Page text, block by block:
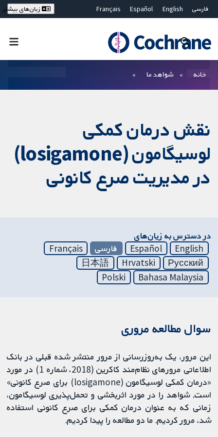
فارسی English
Español
Français
Bahasa Malaysia
ไทย
繁體中文
زبان‌های بیشتر
خانه شواهد ما
نقش درمان کمکی
لوسیگامون (losigamone)
در مدیریت صرع کانونی
در دسترس به زیان‌های
English
Español فارسی
Français
Русский
Hrvatski
日本語
Bahasa Malaysia
Polski
سوال مطالعه مروری
این مرور، یک به‌روزرسانی از مرور منتشر شده قبلی در بانک
اطلاعاتی مرورهای نظام‌مند کاکرین (2018، شماره 1) در مورد
«درمان کمکی لوسیگامون (losigamone) برای صرع کانونی»
است. شواهد را در مورد اثر‌بخشی و تحمل‌پذیری لوسیگامون،
زمانی که به عنوان درمان کمکی برای صرع کانونی استفاده
شد، مرور کردیم. ما دو مطالعه را پیدا کردیم.